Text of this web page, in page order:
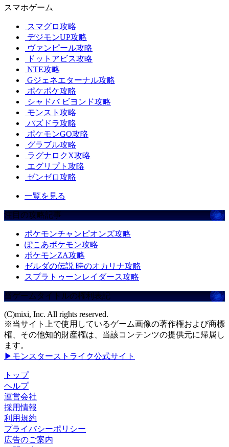
スマホゲーム
スマグロ攻略
デジモンUP攻略
ヴァンピール攻略
ドットアビス攻略
NTE攻略
Gジェネエターナル攻略
ポケポケ攻略
シャドバ ビヨンド攻略
モンスト攻略
パズドラ攻略
ポケモンGO攻略
グラブル攻略
ラグナロクX攻略
エグリプト攻略
ゼンゼロ攻略
一覧を見る
注目の攻略記事
ポケモンチャンピオンズ攻略
ぽこあポケモン攻略
ポケモンZA攻略
ゼルダの伝説 時のオカリナ攻略
スプラトゥーンレイダース攻略
当ゲームタイトルの権利表記
(C)mixi, Inc. All rights reserved.
※当サイト上で使用しているゲーム画像の著作権および商標
権、その他知的財産権は、当該コンテンツの提供元に帰属し
ます。
▶モンスターストライク公式サイト
トップ
ヘルプ
運営会社
採用情報
利用規約
プライバシーポリシー
広告のご案内